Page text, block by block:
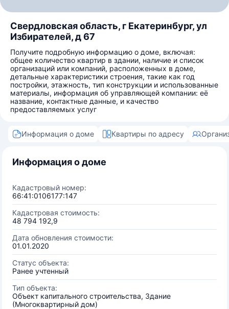
Свердловская область, г Екатеринбург, ул
Избирателей, д 67
Получите подробную информацию о доме, включая:
общее количество квартир в здании, наличие и список
организаций или компаний, расположенных в доме,
детальные характеристики строения, такие как год
постройки, этажность, тип конструкции и использованные
материалы, информация об управляющей компании: её
название, контактные данные, и качество
предоставляемых услуг
Информация о доме Квартиры по адресу
Информация о доме
Кадастровый номер:
66:41:0106177:147
Кадастровая стоимость:
48 794 192,9
Дата обновления стоимости:
01.01.2020
Статус объекта:
Ранее учтенный
Тип объекта:
Объект капитального строительства, Здание
(Многоквартирный дом)